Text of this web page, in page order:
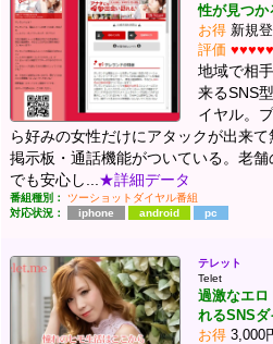
性が見つか
お得 新規
評価
地域で相
来るSNS
イヤル。
ら好みの女性だけにアタックが出来
掲示板・通話機能がついている。老
でも安心し... ★詳細データ
番組種別：
ツーショットダイヤル番組
対応状況：
iphone android pc
テレット
Telet
過激なエロ
れるSNS
お得 3,000